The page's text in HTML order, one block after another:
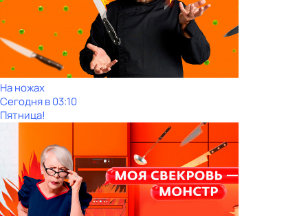
На ножах
Сегодня в 03:10
Пятница!